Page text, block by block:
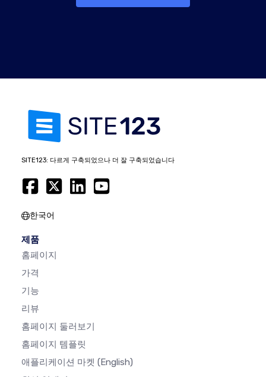
SITE123: 다르게 구축되었으나 더 잘 구축되었습니다
한국어
제품
홈페이지
가격
기능
리뷰
홈페이지 둘러보기
홈페이지 템플릿
애플리케이션 마켓 (English)